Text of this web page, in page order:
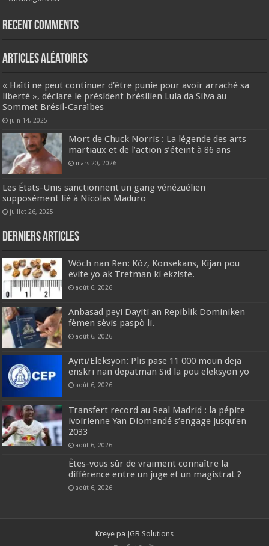
Recent Comments
Articles aléatoires
« Haïti ne peut continuer d’être punie pour avoir arraché sa
liberté », déclare le président brésilien Lula da Silva au
Sommet Brésil-Caraïbes
juin 14, 2025
Mort de Chuck Norris : La légende des arts
martiaux et de l’action s’éteint à 86 ans
mars 20, 2026
Les États-Unis sanctionnent un gang vénézuélien
supposément lié à Nicolas Maduro
juillet 26, 2025
Derniers articles
Wòch nan Ren: Kòz, Konsekans, Kijan pou
evite yo ak Tretman ki ekziste.
août 6, 2026
Anbasad peyi Dayiti an Repiblik Dominiken
fèmen sèvis paspò li.
août 6, 2026
Ayiti/Eleksyon: Plis pase 11 000 moun deja
enskri nan depatman Sid la pou eleksyon yo
août 6, 2026
Transfert record au Real Madrid : la pépite
ivoirienne Yan Diomandé s’engage jusqu’en
2033
août 6, 2026
Êtes-vous sûr de vraiment connaître la
différence entre un juge et un magistrat ?
août 6, 2026
Kreye pa JGB Solutions